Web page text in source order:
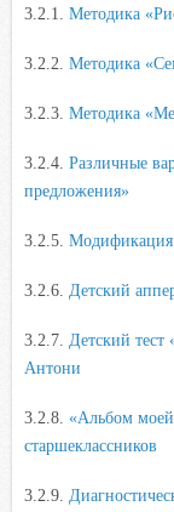
3.2.1. Методика
3.2.2. Методика
3.2.3. Методика
3.2.4. Различные
предложения»
3.2.5. Модификация
3.2.6. Детский
3.2.7. Детский
Антони
3.2.8. «Альбом
старшеклассников
3.2.9.